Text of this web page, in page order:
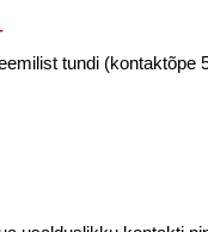
tundi (kontaktõpe